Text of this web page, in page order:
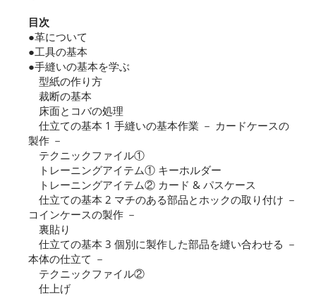
目次
●革について
●工具の基本
●手縫いの基本を学ぶ
型紙の作り方
裁断の基本
床面とコバの処理
仕立ての基本 1 手縫いの基本作業 － カードケースの
製作 －
テクニックファイル①
トレーニングアイテム① キーホルダー
トレーニングアイテム② カード & パスケース
仕立ての基本 2 マチのある部品とホックの取り付け －
コインケースの製作 －
裏貼り
仕立ての基本 3 個別に製作した部品を縫い合わせる －
本体の仕立て －
テクニックファイル②
仕上げ